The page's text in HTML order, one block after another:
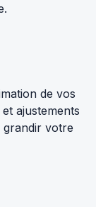
de vos
ajustements
votre